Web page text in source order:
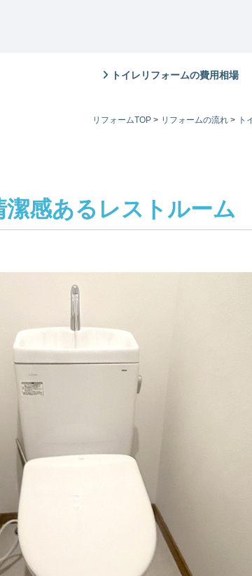
トイレリフォームの費用相場
リフォームTOP > リフォームの流れ > ト
感あるレストルーム